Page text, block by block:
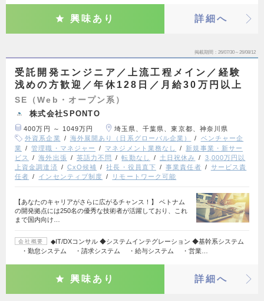
興味あり 詳細へ
掲載期間 26/07/30～26/08/12
受託開発エンジニア／上流工程メイン／経験
浅めの方歓迎／年休128日／月給30万円以上
SE（Web・オープン系）
株式会社SPONTO
400万円 ～ 1049万円
埼玉県、千葉県、東京都、神奈川県
外資系企業
海外展開あり（日系グローバル企業）
ベンチャー企
業
管理職・マネジャー マネジメント業務なし
新規事業・新サー
ビス
海外出張 英語力不問 転勤なし 土日祝休み
3,000万円以
上資金調達済
CxO候補 社長・役員直下 事業責任者
サービス責
任者
インセンティブ制度 リモートワーク可能
【あなたのキャリアがさらに広がるチャンス！】 ベトナム
の開発拠点には250名の優秀な技術者が活躍しており、これ
まで国内向け…
会社概要
◆IT/DXコンサル ◆システムインテグレーション ◆基幹系システム
・勤怠システム ・請求システム ・給与システム ・営業…
興味あり 詳細へ